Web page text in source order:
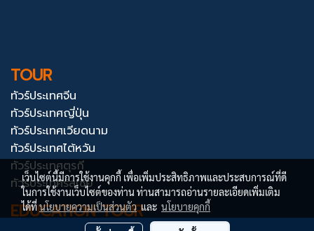
TOUR
ทัวร์ประเทศจีน
ทัวร์ประเทศญี่ปุ่น
ทัวร์ประเทศเวียดนาม
ทัวร์ประเทศไต้หวัน
ทัวร์ประเทศตุรกี
ทัวร์ประเทศรัสเซีย
EDUCATION TOUR
เว็บไซต์นี้มีการใช้งานคุกกี้ เพื่อเพิ่มประสิทธิภาพและประสบการณ์ที่ดี
ในการใช้งานเว็บไซต์ของท่าน ท่านสามารถอ่านรายละเอียดเพิ่มเติม
ได้ที่นโยบายความเป็นส่วนตัวและ นโยบายคุกกี้